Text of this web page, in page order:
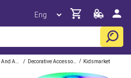
/ / Kidsmarket